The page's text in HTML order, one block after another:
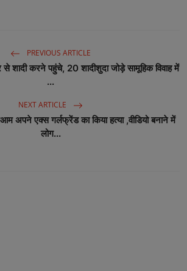
PREVIOUS ARTICLE
शादी करने पहुंचे, 20 शादीशुदा जोड़े सामूहिक विवाह में
...
NEXT ARTICLE
अपने एक्स गर्लफ्रेंड का किया हत्या ,वीडियो बनाने में
लोग...